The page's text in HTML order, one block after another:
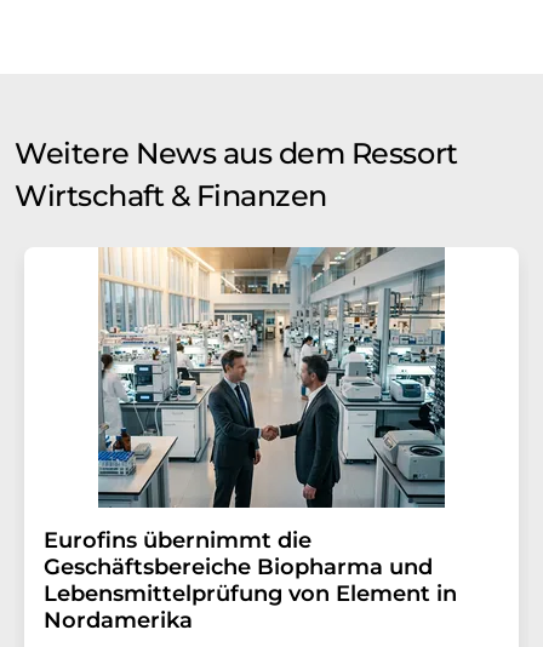
Weitere News aus dem Ressort
Wirtschaft & Finanzen
Eurofins übernimmt die
Geschäftsbereiche Biopharma und
Lebensmittelprüfung von Element in
Nordamerika